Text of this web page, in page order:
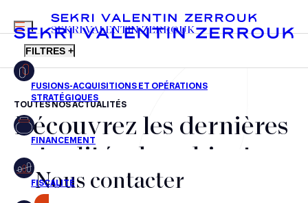
FR EN
MENU
SEKRI VALENTIN ZERROUK
FILTRES +
Fusions-acquisitions et opérations stratégiques
Financement
Fiscalité
TOUTES NOS ACTUALITÉS
Découvrez les dernières
actualités du cabinet,
nos récompenses et nos
Nous contacter